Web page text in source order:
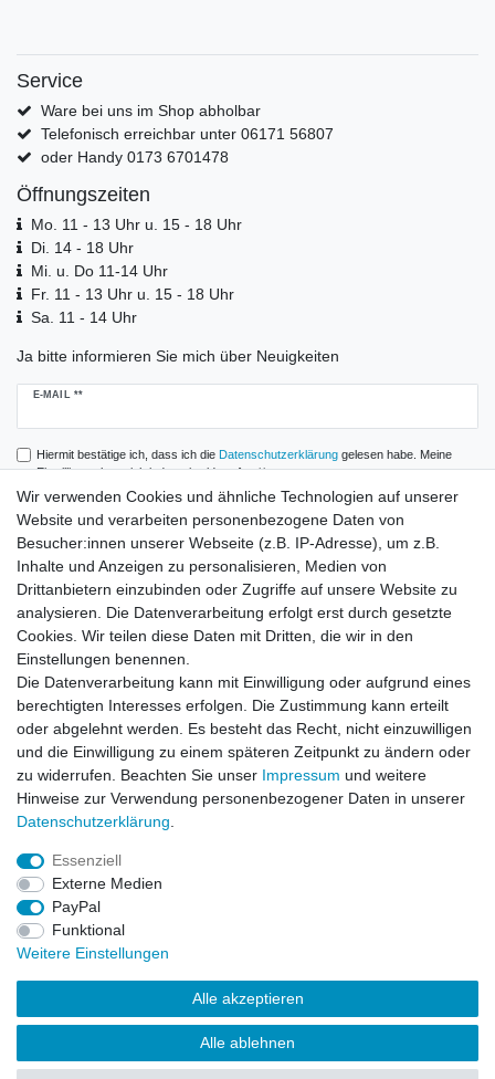
Service
Ware bei uns im Shop abholbar
Telefonisch erreichbar unter 06171 56807
oder Handy 0173 6701478
Öffnungszeiten
Mo. 11 - 13 Uhr u. 15 - 18 Uhr
Di. 14 - 18 Uhr
Mi. u. Do 11-14 Uhr
Fr. 11 - 13 Uhr u. 15 - 18 Uhr
Sa. 11 - 14 Uhr
Ja bitte informieren Sie mich über Neuigkeiten
E-MAIL **
Newsletter
Hiermit bestätige ich, dass ich die Daten­schutz­erklärunggelesen habe. Meine
Einwilligung kann ich jederzeit widerrufen.**
Abonnieren
** Hierbei handelt es sich um ein Pflichtfeld.
Zahlung und Versand
Impressum
Vertrag widerrufen
Wir verwenden Cookies und ähnliche Technologien auf unserer
Website und verarbeiten personenbezogene Daten von
Besucher:innen unserer Webseite (z.B. IP-Adresse), um z.B.
Inhalte und Anzeigen zu personalisieren, Medien von
Drittanbietern einzubinden oder Zugriffe auf unsere Website zu
analysieren. Die Datenverarbeitung erfolgt erst durch gesetzte
Cookies. Wir teilen diese Daten mit Dritten, die wir in den
Einstellungen benennen.
Die Datenverarbeitung kann mit Einwilligung oder aufgrund eines
berechtigten Interesses erfolgen. Die Zustimmung kann erteilt
oder abgelehnt werden. Es besteht das Recht, nicht einzuwilligen
und die Einwilligung zu einem späteren Zeitpunkt zu ändern oder
zu widerrufen. Beachten Sie unser Impressum und weitere
Hinweise zur Verwendung personenbezogener Daten in unserer
Daten­schutz­erklärung
Essenziell
Externe Medien
PayPal
Funktional
Weitere Einstellungen
Alle akzeptieren
Alle ablehnen